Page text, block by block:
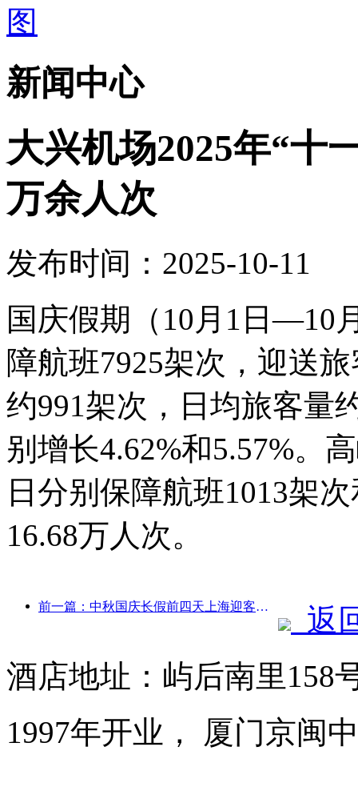
新闻中心
大兴机场2025年“十
万余人次
发布时间：2025-10-11
国庆假期（10月1日—10
障航班7925架次，迎送
约991架次，日均旅客量
别增长4.62%和5.57%。
日分别保障航班1013架
16.68万人次。
前一篇：中秋国庆长假前四天上海迎客逾1511万人次，同比增长超两成
返
酒店地址：屿后南里158
1997年开业， 厦门京